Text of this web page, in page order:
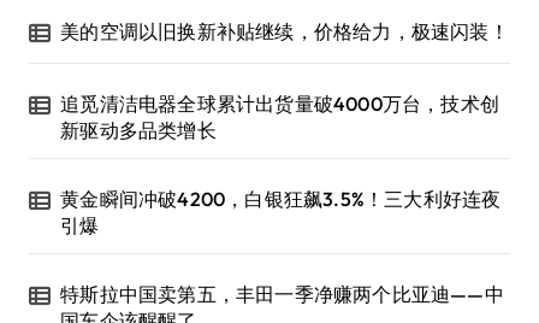
美的空调以旧换新补贴继续，价格给力，极速闪装！
追觅清洁电器全球累计出货量破4000万台，技术创
新驱动多品类增长
黄金瞬间冲破4200，白银狂飙3.5%！三大利好连夜
引爆
特斯拉中国卖第五，丰田一季净赚两个比亚迪——中